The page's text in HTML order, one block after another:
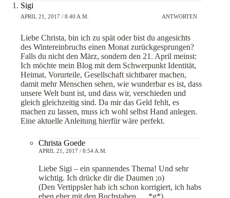
Sigi
APRIL 21, 2017 / 8:40 A.M. ANTWORTEN
Liebe Christa, bin ich zu spät oder bist du angesichts
des Wintereinbruchs einen Monat zurückgesprungen?
Falls du nicht den März, sondern den 21. April meinst:
Ich möchte mein Blog mit dem Schwerpunkt Identität,
Heimat, Vorurteile, Gesellschaft sichtbarer machen,
damit mehr Menschen sehen, wie wunderbar es ist, dass
unsere Welt bunt ist, und dass wir, verschieden und
gleich gleichzeitig sind. Da mir das Geld fehlt, es
machen zu lassen, muss ich wohl selbst Hand anlegen.
Eine aktuelle Anleitung hierfür wäre perfekt.
Christa Goede
APRIL 21, 2017 / 8:54 A.M.
Liebe Sigi – ein spannendes Thema! Und sehr
wichtig. Ich drücke dir die Daumen ;o)
(Den Vertippsler hab ich schon korrigiert, ich habs
eben eher mit den Buchstaben … *g*)